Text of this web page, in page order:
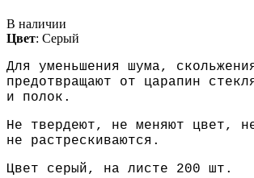
В наличии
Цвет: Серый
Для уменьшения шума,
предотвращают от царапин
и полок.
Не твердеют, не меняют цвет,
не растрескиваются.
Цвет серый, на листе 200 шт.